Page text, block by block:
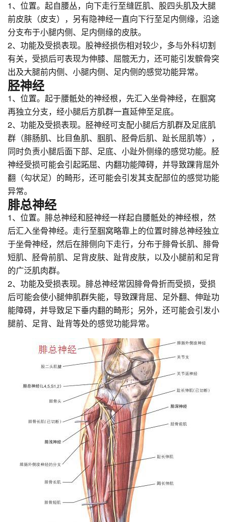
1、位置。起自腰丛，向下走行至缝匠肌、股四头肌及大腿
前皮肤（皮支），另有隐神经一直向下行至足内侧缘，沿途
分支布于小腿内侧、足内侧缘的皮肤。
2、功能及受损表现。股神经损伤相对较少，多与外科切割
有关，受损后可表现为伸膝、屈髋无力，还可能引发髌骨突
出及大腿前内侧、小腿内侧、足内侧的感觉功能异常。
胫神经
1、位置。起于腰骶处的神经根，先汇入坐骨神经，在腘窝
再独立分支，经小腿后方肌群一直延伸至足底。
2、功能及受损表现。胫神经可支配小腿后方肌群及足底肌
群（腓肠肌、比目鱼肌、腘肌、胫骨后肌、趾长屈肌等），
同时负责小腿后面下部、足底、小趾外侧缘的感觉功能。胫
神经受损可能会引起跖屈、内翻功能障碍，并导致踝背屈外
翻（勾状足）的畸形，还可能会引发其支配部位的感觉功能
异常。
腓总神经
1、位置。腓总神经和胫神经一样起自腰骶处的神经根，然
后汇入坐骨神经。走行至腘窝略靠上的位置时腓总神经独立
于坐骨神经，然后在腓侧向下走行，分布于腓骨长肌、腓骨
短肌、胫骨前肌、足背皮肤、趾背皮肤，以及小腿前和足背
的广泛肌肉群。
2、功能及受损表现。腓总神经常因腓骨骨折而受损，受损
后可能会使小腿伸肌群失能，导致踝背屈、足外翻、伸趾功
能障碍，并导致足下垂内翻的畸形；另外，还可能会引发小
腿前、足背、趾背等处的感觉功能异常。